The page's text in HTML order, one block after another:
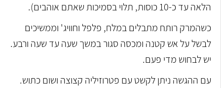
הלאה עד כ-10 כוסות, תלוי בסמיכות שאתם אוהבים).
כשהמרק רותח מתבלים במלח, פלפל וחוויג' וממשיכים
לבשל על אש קטנה ומכסה סגור במשך שעה עד שעה ורבע.
יש לבחוש מדי פעם.
עם ההגשה ניתן לקשט עם פטרוזיליה קצוצה ושום כתוש.